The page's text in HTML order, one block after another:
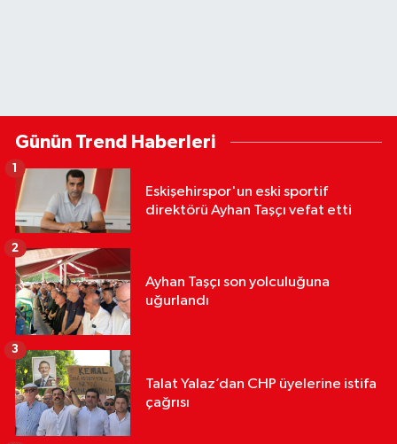
Günün Trend Haberleri
Eskişehirspor'un eski sportif
direktörü Ayhan Taşçı vefat etti
1
Ayhan Taşçı son yolculuğuna
uğurlandı
2
Talat Yalaz’dan CHP üyelerine istifa
çağrısı
3